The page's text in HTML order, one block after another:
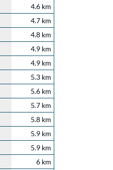
4.6 km
4.7 km
4.8 km
4.9 km
4.9 km
5.3 km
5.6 km
5.7 km
5.8 km
5.9 km
5.9 km
6 km